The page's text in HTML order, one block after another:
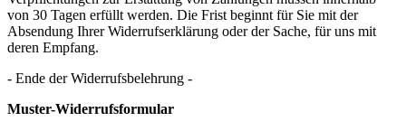
von 30 Tagen erfüllt werden. Die Frist beginnt für Sie mit der
Absendung Ihrer Widerrufserklärung oder der Sache, für uns mit
deren Empfang.
- Ende der Widerrufsbelehrung -
Muster-Widerrufsformular